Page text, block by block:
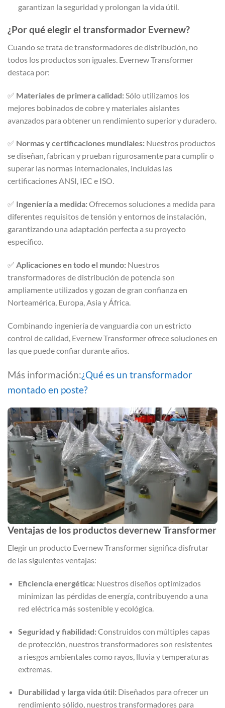
garantizan la seguridad y prolongan la vida útil.
¿Por qué elegir el transformador Evernew?
Cuando se trata de transformadores de distribución, no
todos los productos son iguales. Evernew Transformer
destaca por:
✅ Materiales de primera calidad: Sólo utilizamos los
mejores bobinados de cobre y materiales aislantes
avanzados para obtener un rendimiento superior y duradero.
✅ Normas y certificaciones mundiales: Nuestros productos
se diseñan, fabrican y prueban rigurosamente para cumplir o
superar las normas internacionales, incluidas las
certificaciones ANSI, IEC e ISO.
✅ Ingeniería a medida:Ofrecemos soluciones a medida para
diferentes requisitos de tensión y entornos de instalación,
garantizando una adaptación perfecta a su proyecto
específico.
✅ Aplicaciones en todo el mundo: Nuestros
transformadores de distribución de potencia son
ampliamente utilizados y gozan de gran confianza en
Norteamérica, Europa, Asia y África.
Combinando ingeniería de vanguardia con un estricto
control de calidad, Evernew Transformer ofrece soluciones en
las que puede confiar durante años.
Más información:¿Qué es un transformador
montado en poste?
Ventajas de los productos devernew Transformer
Elegir un producto Evernew Transformer significa disfrutar
de las siguientes ventajas:
Eficiencia energética:Nuestros diseños optimizados
minimizan las pérdidas de energía, contribuyendo a una
red eléctrica más sostenible y ecológica.
Seguridad y fiabilidad:Construidos con múltiples capas
de protección, nuestros transformadores son resistentes
a riesgos ambientales como rayos, lluvia y temperaturas
extremas.
Durabilidad y larga vida útil:Diseñados para ofrecer un
rendimiento sólido, nuestros transformadores para